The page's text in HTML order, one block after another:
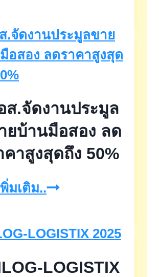
Expo
2026
28-
30
ม.ค.
69
ส.จัดงานประมูล
ยบ้านมือสอง ลด
คาสูงสุดถึง 50%
มเติม..ธอส.จัด
ประมูล
บ้าน
LOGISTIX